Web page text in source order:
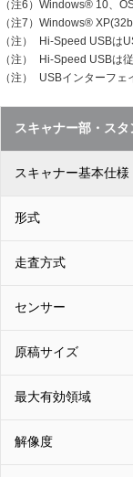
（注6） Windows® 10、
（注7） Windows®
（注）
Hi-Speed USBは
（注）
Hi-Speed USBは
（注）
USBインターフェ
スキャナー部・ス
スキャナー基本仕様
形式
走査方式
センサー
原稿サイズ
最大有効領域
解像度